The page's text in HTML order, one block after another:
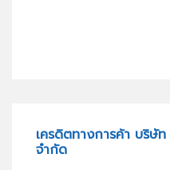
เครดิตทางการค้า บริษั
จำกัด